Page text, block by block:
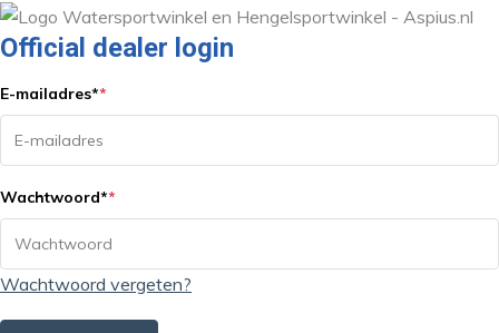
Official dealer login
E-mailadres**
Wachtwoord**
Wachtwoord vergeten?